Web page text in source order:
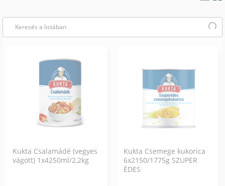
Kukta Csalamádé (vegyes
vágott) 1x4250ml/2,2kg
Kukta Csemege kukorica
6x2150/1775g SZUPER
ÉDES